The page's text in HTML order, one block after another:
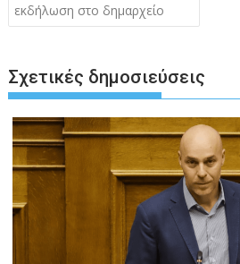
εκδήλωση στο δημαρχείο
Σχετικές δημοσιεύσεις